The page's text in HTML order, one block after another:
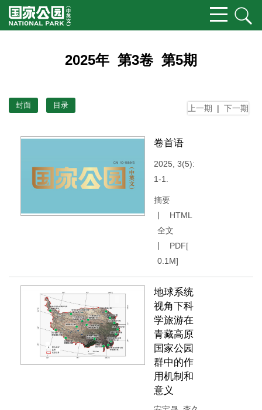
2025年 第3卷 第5期
上一期 | 下一期
封面 目录
卷首语
2025, 3(5):
1-1.
摘要
HTML
全文
PDF[
0.1M]
地球系统
视角下科
学旅游在
青藏高原
国家公园
群中的作
用机制和
意义